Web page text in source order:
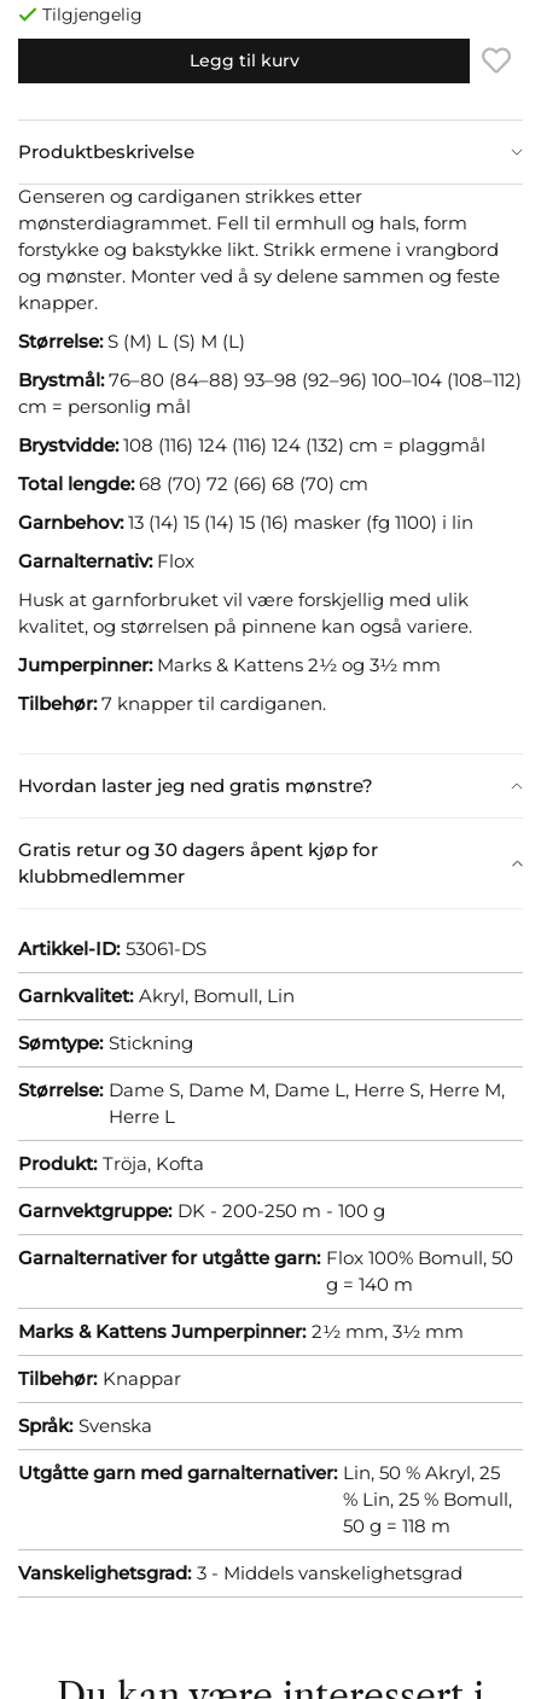
Tilgjengelig
Legg til kurv
Produktbeskrivelse
Hvordan laster jeg ned gratis mønstre?
Gratis retur og 30 dagers åpent kjøp for
klubbmedlemmer
Genseren og cardiganen strikkes etter
mønsterdiagrammet. Fell til ermhull og hals, form
forstykke og bakstykke likt. Strikk ermene i vrangbord
og mønster. Monter ved å sy delene sammen og feste
knapper.
Størrelse:S (M) L (S) M (L)
Brystmål:76–80 (84–88) 93–98 (92–96) 100–104 (108–112)
cm = personlig mål
Brystvidde:108 (116) 124 (116) 124 (132) cm = plaggmål
Total lengde:68 (70) 72 (66) 68 (70) cm
Garnbehov:13 (14) 15 (14) 15 (16) masker (fg 1100) i lin
Garnalternativ:Flox
Husk at garnforbruket vil være forskjellig med ulik
kvalitet, og størrelsen på pinnene kan også variere.
Jumperpinner:Marks & Kattens 2½ og 3½ mm
Tilbehør:7 knapper til cardiganen.
Artikkel-ID: 53061-DS
Garnkvalitet: Akryl, Bomull, Lin
Sømtype: Stickning
Størrelse: Dame S, Dame M, Dame L, Herre S, Herre M,
Herre L
Produkt: Tröja, Kofta
Garnvektgruppe: DK - 200-250 m - 100 g
Garnalternativer for utgåtte garn: Flox 100% Bomull, 50
g = 140 m
Marks & Kattens Jumperpinner: 2½ mm, 3½ mm
Tilbehør: Knappar
Språk: Svenska
Utgåtte garn med garnalternativer: Lin, 50 % Akryl, 25
% Lin, 25 % Bomull,
50 g = 118 m
Vanskelighetsgrad: 3 - Middels vanskelighetsgrad